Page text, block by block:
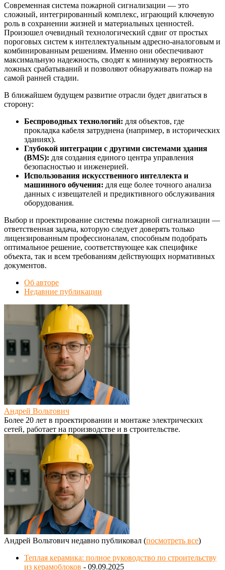
Современная система пожарной сигнализации — это
сложный, интегрированный комплекс, играющий ключевую
роль в сохранении жизней и материальных ценностей.
Произошел очевидный технологический сдвиг от простых
пороговых систем к интеллектуальным адресно-аналоговым и
комбинированным решениям. Именно они обеспечивают
максимальную надежность, сводят к минимуму вероятность
ложных срабатываний и позволяют обнаруживать пожар на
самой ранней стадии.
В ближайшем будущем развитие отрасли будет двигаться в
сторону:
Беспроводных технологий: для объектов, где
прокладка кабеля затруднена (например, в исторических
зданиях).
Глубокой интеграции с другими системами здания
(BMS): для создания единого центра управления
безопасностью и инженерией.
Использования искусственного интеллекта и
машинного обучения: для еще более точного анализа
данных с извещателей и предиктивного обслуживания
оборудования.
Выбор и проектирование системы пожарной сигнализации —
ответственная задача, которую следует доверять только
лицензированным профессионалам, способным подобрать
оптимальное решение, соответствующее как специфике
объекта, так и всем требованиям действующих нормативных
документов.
Об авторе
Недавние публикации
Андрей Вольтович
Более 20 лет в проектировании и монтаже электрических
сетей, работает на производстве и в строительстве.
Андрей Вольтович недавно публиковал (посмотреть все)
Теплая керамика: полное руководство по строительству
из керамоблоков - 09.09.2025